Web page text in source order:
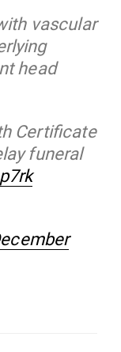
vas­cular
head
Cer­ti­ficate
funeral